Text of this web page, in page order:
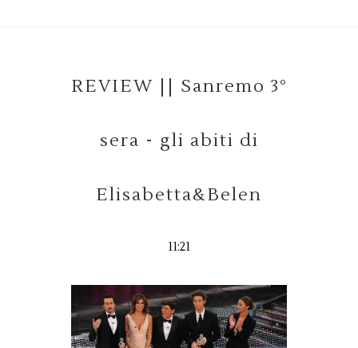
REVIEW || Sanremo 3°
sera - gli abiti di
Elisabetta&Belen
11:21